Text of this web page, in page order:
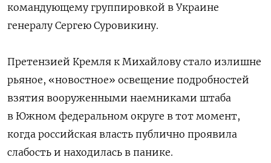
командующему группировкой в Украине
генералу Сергею Суровикину.
Претензией Кремля к Михайлову стало излишне
рьяное, «новостное» освещение подробностей
взятия вооруженными наемниками штаба
в Южном федеральном округе в тот момент,
когда российская власть публично проявила
слабость и находилась в панике.